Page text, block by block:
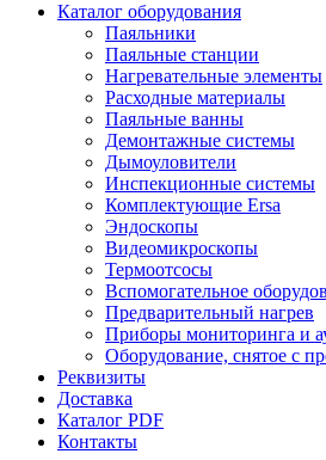
Каталог оборудования
Паяльники
Паяльные станции
Нагревательные элементы
Расходные материалы
Паяльные ванны
Демонтажные системы
Дымоуловители
Инспекционные системы
Комплектующие Ersa
Эндоскопы
Видеомикроскопы
Термоотсосы
Вспомогательное
Предварительный нагрев
Приборы мониторинга и
Оборудование, снятое с
Реквизиты
Доставка
Каталог PDF
Контакты